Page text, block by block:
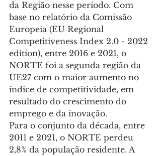
da Região nesse período. Com
base no relatório da Comissão
Europeia (EU Regional
Competitiveness Index 2.0 - 2022
edition), entre 2016 e 2021, o
NORTE foi a segunda região da
UE27 com o maior aumento no
índice de competitividade, em
resultado do crescimento do
emprego e da inovação.
Para o conjunto da década, entre
2011 e 2021, o NORTE perdeu
2,8% da população residente. A